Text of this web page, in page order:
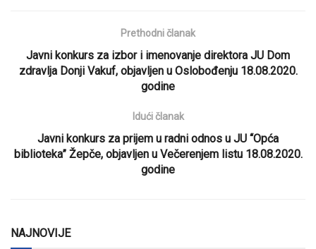
Prethodni članak
Javni konkurs za izbor i imenovanje direktora JU Dom
zdravlja Donji Vakuf, objavljen u Oslobođenju 18.08.2020.
godine
Idući članak
Javni konkurs za prijem u radni odnos u JU “Opća
biblioteka” Žepče, objavljen u Večerenjem listu 18.08.2020.
godine
NAJNOVIJE